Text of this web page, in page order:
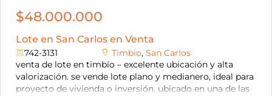
$48.000.000
Lote en San Carlos en Venta
742-3131 Timbío, San Carlos
venta de lote en timbío – excelente ubicación y alta
valorización. se vende lote plano y medianero, ideal para
proyecto de vivienda o inversión. ubicado en una de las